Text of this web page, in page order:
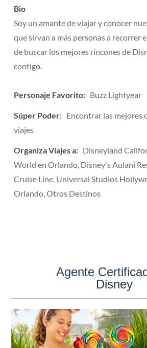
Bio
Soy un amante de viajar y conocer
que sirvan a más personas a recorrer
de buscar los mejores rincones de
contigo.
Personaje Favorito: Buzz Lightyear
Súper Poder: Encontrar las mejores
viajes
Organiza Viajes a: Disneyland
World en Orlando, Disney's Aulani
Cruise Line, Universal Studios
Orlando, Otros Destinos